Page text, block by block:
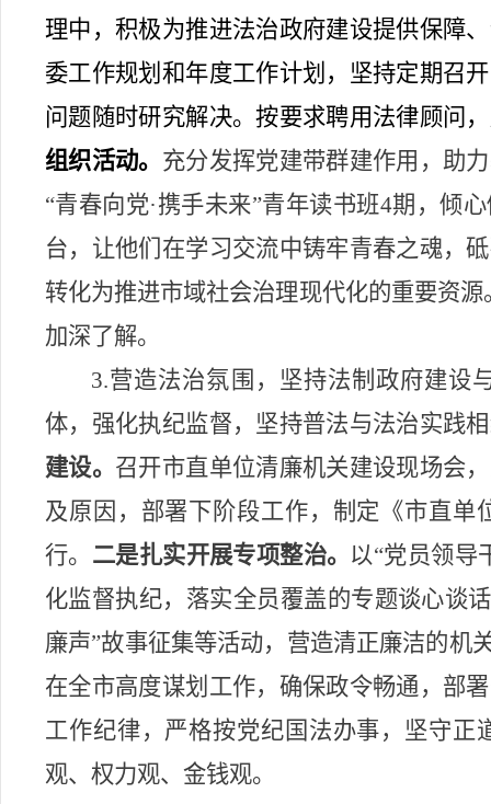
理中，积极为推进法治政府建设提供保障
委工作规划和年度工作计划，坚持定期召
问题随时研究解决。按要求聘用法律顾问
组织活动。 充分发挥党建带群建作用，助
“青春向党·携手未来”青年读书班4期，倾
台，让他们在学习交流中铸牢青春之魂，
转化为推进市域社会治理现代化的重要资源
加深了解。
3.营造法治氛围，坚持法制政府建设
体，强化执纪监督，坚持普法与法治实践
建设。 召开市直单位清廉机关建设现场会
及原因，部署下阶段工作，制定《市直
行。 二是扎实开展专项整治。 以“党员领导
化监督执纪，落实全员覆盖的专题谈心谈
廉声”故事征集等活动，营造清正廉洁的机
在全市高度谋划工作，确保政令畅通，部
工作纪律，严格按党纪国法办事，坚守
观、权力观、金钱观。